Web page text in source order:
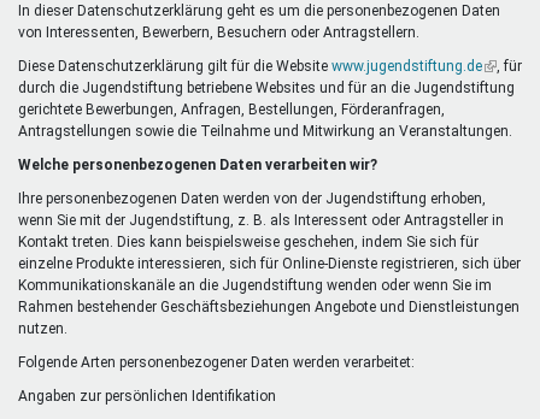
In dieser Datenschutzerklärung geht es um die personenbezogenen Daten
von Interessenten, Bewerbern, Besuchern oder Antragstellern.
Diese Datenschutzerklärung gilt für die Website www.jugendstiftung.de(Link
ist
, für
durch die Jugendstiftung betriebene Websites und für an die Jugendstiftung
gerichtete Bewerbungen, Anfragen, Bestellungen, Förderanfragen,
Antragstellungen sowie die Teilnahme und Mitwirkung an Veranstaltungen.
Welche personenbezogenen Daten verarbeiten wir?
Ihre personenbezogenen Daten werden von der Jugendstiftung erhoben,
wenn Sie mit der Jugendstiftung, z. B. als Interessent oder Antragsteller in
Kontakt treten. Dies kann beispielsweise geschehen, indem Sie sich für
einzelne Produkte interessieren, sich für Online-Dienste registrieren, sich über
Kommunikationskanäle an die Jugendstiftung wenden oder wenn Sie im
Rahmen bestehender Geschäftsbeziehungen Angebote und Dienstleistungen
nutzen.
Folgende Arten personenbezogener Daten werden verarbeitet:
Angaben zur persönlichen Identifikation